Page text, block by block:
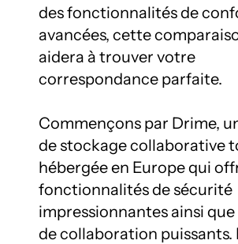
des fonctionnalités de
avancées, cette
aidera à trouver votre
correspondance parfaite.
Commençons par Drime,
de stockage collaborative
hébergée en Europe qui
fonctionnalités de sécurité
impressionnantes ainsi
de collaboration puissants.